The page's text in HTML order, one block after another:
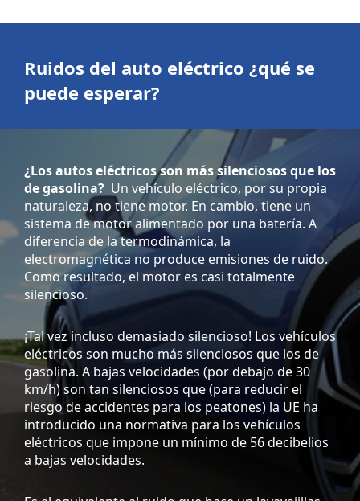
Ruidos del auto eléctrico ¿qué se
puede esperar?
¿Los autos eléctricos son más silenciosos que los
de gasolina? Un vehículo eléctrico, por su propia
naturaleza, no tiene motor. En cambio, tiene un
sistema de motor alimentado por una batería. A
diferencia de la termodinámica, la
electromagnética no produce emisiones de ruido.
Como resultado, el motor es casi totalmente
silencioso.
¡Tal vez incluso demasiado silencioso! Los vehículos
eléctricos son mucho más silenciosos que los de
gasolina. A bajas velocidades (por debajo de 30
km/h) son tan silenciosos que (para reducir el
riesgo de accidentes para los peatones) la UE ha
introducido una normativa para los vehículos
eléctricos que impone un mínimo de 56 decibelios
a bajas velocidades.